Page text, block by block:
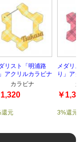
リスト「明浦路
アクリルカラビナ
カラビナ
1,320
還元
メダリ
り」ア
￥
3%還元